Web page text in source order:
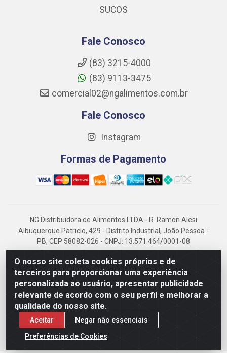
O nosso site coleta cookies próprios e de
terceiros para proporcionar uma experiência
personalizada ao usuário, apresentar publicidade
relevante de acordo com o seu perfil e melhorar a
qualidade do nosso site.
Aceitar
Negar não essenciais
Preferências de Cookies
SUCOS
Fale Conosco
(83) 3215-4000
(83) 9113-3475
comercial02@ngalimentos.com.br
Fale Conosco
Instagram
Formas de Pagamento
NG Distribuidora de Alimentos LTDA - R. Ramon Alesi
Albuquerque Patricio, 429 - Distrito Industrial, João Pessoa -
PB, CEP 58082-026 - CNPJ: 13.571.464/0001-08
NG Alimentos, há mais de 14 anos no mercado paraibano, é
referência em frigorificados, destacando-se pela logística
eficiente e excelência.